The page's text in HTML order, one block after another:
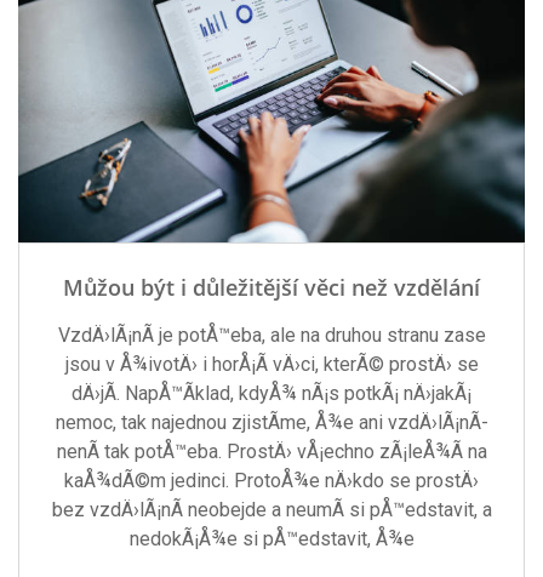
Můžou být i důležitější věci než vzdělání
VzdÄ›lÃ¡nÃ­ je potÅ™eba, ale na druhou stranu zase
jsou v Å¾ivotÄ› i horÅ¡Ã­ vÄ›ci, kterÃ© prostÄ› se
dÄ›jÃ­. NapÅ™Ã­klad, kdyÅ¾ nÃ¡s potkÃ¡ nÄ›jakÃ¡
nemoc, tak najednou zjistÃ­me, Å¾e ani vzdÄ›lÃ¡nÃ­
nenÃ­ tak potÅ™eba. ProstÄ› vÅ¡echno zÃ¡leÅ¾Ã­ na
kaÅ¾dÃ©m jedinci. ProtoÅ¾e nÄ›kdo se prostÄ›
bez vzdÄ›lÃ¡nÃ­ neobejde a neumÃ­ si pÅ™edstavit, a
nedokÃ¡Å¾e si pÅ™edstavit, Å¾e